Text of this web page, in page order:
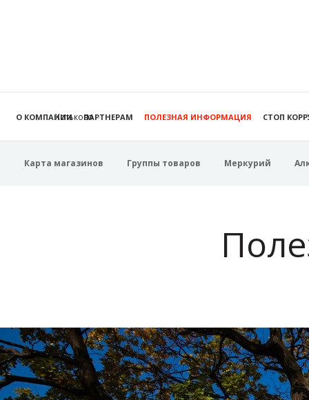
Хотьково
О КОМПАНИИ ПАРТНЕРАМ ПОЛЕЗНАЯ ИНФОРМАЦИЯ СТОП
Карта магазинов Группы товаров Меркурий